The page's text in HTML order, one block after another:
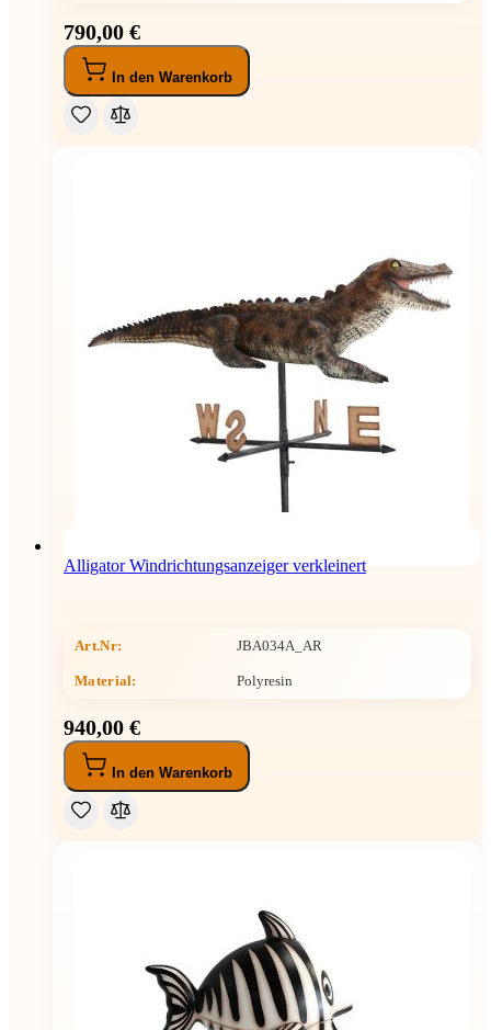
790,00 €
In den Warenkorb
Alligator Windrichtungsanzeiger verkleinert
Art.Nr: JBA034A_AR
Material: Polyresin
940,00 €
In den Warenkorb